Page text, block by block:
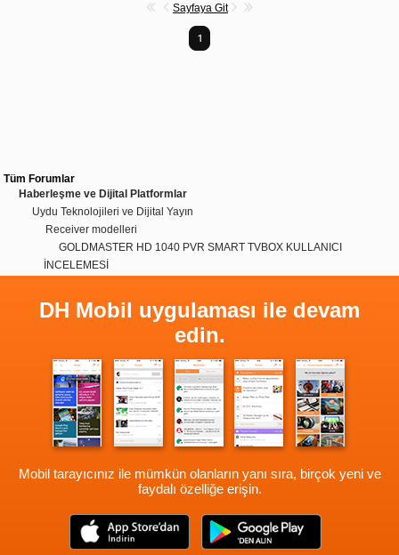
Sayfaya Git
1
Tüm Forumlar
Haberleşme ve Dijital Platformlar
Uydu Teknolojileri ve Dijital Yayın
Receiver modelleri
GOLDMASTER HD 1040 PVR SMART TVBOX KULLANICI
İNCELEMESİ
DH Mobil uygulaması ile devam
edin.
Mobil tarayıcınız ile mümkün olanların yanı sıra, birçok yeni ve
faydalı özelliğe erişin.